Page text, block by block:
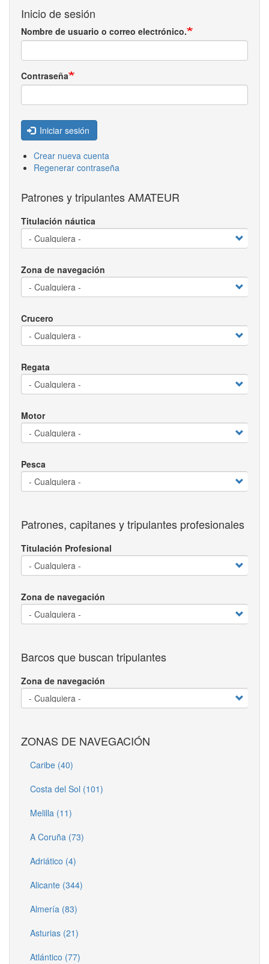
Inicio de sesión
Nombre de usuario o correo electrónico.
Contraseña
Iniciar sesión
Crear nueva cuenta
Regenerar contraseña
Patrones y tripulantes AMATEUR
Titulación náutica
Zona de navegación
Crucero
Regata
Motor
Pesca
Patrones, capitanes y tripulantes profesionales
Titulación Profesional
Zona de navegación
Barcos que buscan tripulantes
Zona de navegación
ZONAS DE NAVEGACIÓN
Caribe (40)
Costa del Sol (101)
Melilla (11)
A Coruña (73)
Adriático (4)
Alicante (344)
Almería (83)
Asturias (21)
Atlántico (77)